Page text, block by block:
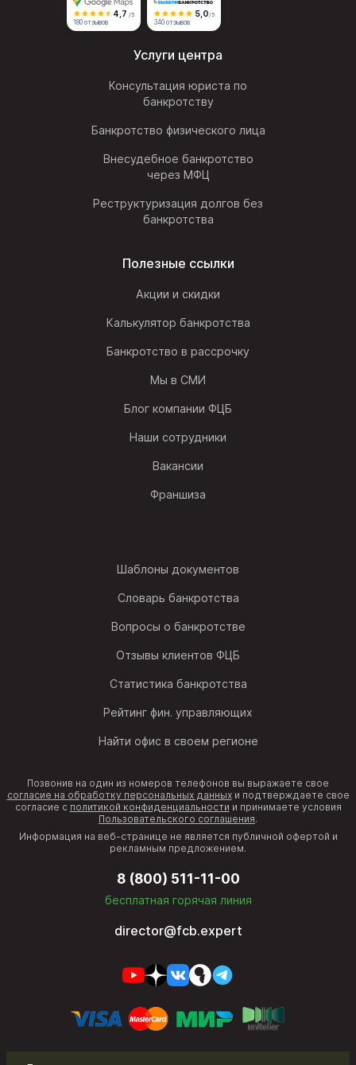
4,7 /5
180 отзывов
5,0/5
340 отзывов
Услуги центра
Консультация юриста по
банкротству
Банкротство физического лица
Внесудебное банкротство
через МФЦ
Реструктуризация долгов без
банкротства
Полезные ссылки
Акции и скидки
Калькулятор банкротства
Банкротство в рассрочку
Мы в СМИ
Блог компании ФЦБ
Наши сотрудники
Вакансии
Франшиза
Шаблоны документов
Словарь банкротства
Вопросы о банкротстве
Отзывы клиентов ФЦБ
Статистика банкротства
Рейтинг фин. управляющих
Найти офис в своем регионе
Позвонив на один из номеров телефонов вы выражаете свое
согласие на обработку персональных данныхи подтверждаете свое
согласие с политикой конфиденциальности и принимаете условия
Пользовательского соглашения.
Информация на веб-странице не является публичной офертой и
рекламным предложением.
8 (800) 511-11-00
бесплатная горячая линия
director@fcb.expert